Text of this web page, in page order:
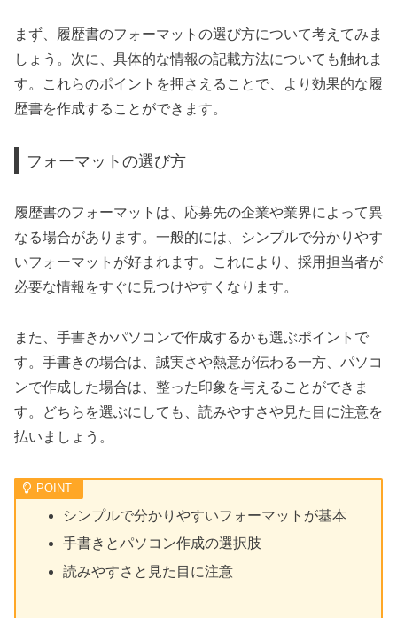
まず、履歴書のフォーマットの選び方について考えてみま
しょう。次に、具体的な情報の記載方法についても触れま
す。これらのポイントを押さえることで、より効果的な履
歴書を作成することができます。
フォーマットの選び方
履歴書のフォーマットは、応募先の企業や業界によって異
なる場合があります。一般的には、シンプルで分かりやす
いフォーマットが好まれます。これにより、採用担当者が
必要な情報をすぐに見つけやすくなります。
また、手書きかパソコンで作成するかも選ぶポイントで
す。手書きの場合は、誠実さや熱意が伝わる一方、パソコ
ンで作成した場合は、整った印象を与えることができま
す。どちらを選ぶにしても、読みやすさや見た目に注意を
払いましょう。
シンプルで分かりやすいフォーマットが基本
手書きとパソコン作成の選択肢
読みやすさと見た目に注意